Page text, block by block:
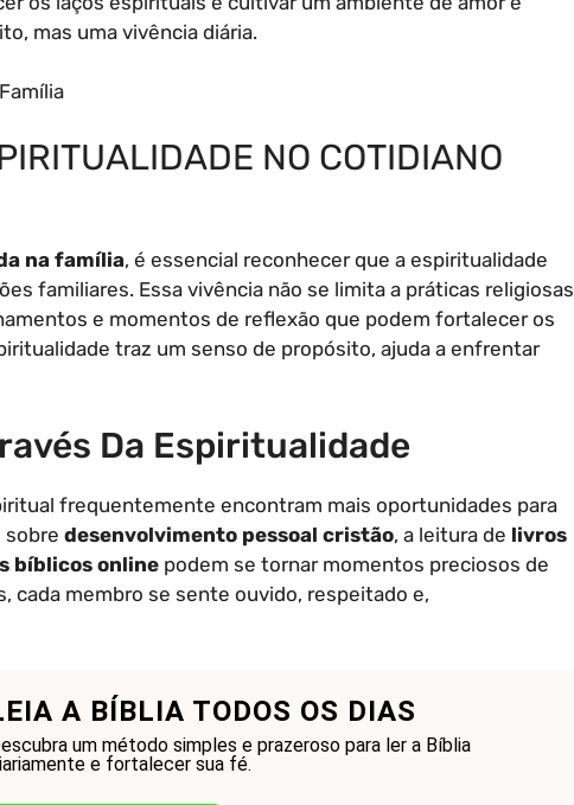
mas uma vivência diária.
NO COTIDIANO
na família, é essencial reconhecer que a espiritualidade
familiares. Essa vivência não se limita a práticas religiosas
e momentos de reflexão que podem fortalecer os
traz um senso de propósito, ajuda a enfrentar
Da Espiritualidade
frequentemente encontram mais oportunidades para
sobre desenvolvimento pessoal cristão, a leitura de livros
bíblicos online podem se tornar momentos preciosos de
cada membro se sente ouvido, respeitado e,
A BÍBLIA TODOS OS DIAS
um método simples e prazeroso para ler a Bíblia
e fortalecer sua fé.